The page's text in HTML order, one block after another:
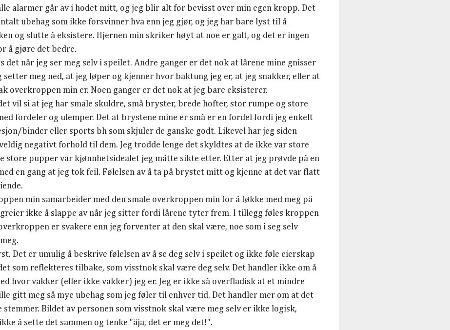
alarmer går av i hodet mitt, og jeg blir alt for bevisst over min egen kropp. Det
ubehag som ikke forsvinner hva enn jeg gjør, og jeg har bare lyst til å
og slutte å eksistere. Hjernen min skriker høyt at noe er galt, og det er ingen
å gjøre det bedre.
det når jeg ser meg selv i speilet. Andre ganger er det nok at lårene mine gnisser
setter meg ned, at jeg løper og kjenner hvor baktung jeg er, at jeg snakker, eller at
overkroppen min er. Noen ganger er det nok at jeg bare eksisterer.
vil si at jeg har smale skuldre, små bryster, brede hofter, stor rumpe og store
fordeler og ulemper. Det at brystene mine er små er en fordel fordi jeg enkelt
binder eller sports bh som skjuler de ganske godt. Likevel har jeg siden
negativt forhold til dem. Jeg trodde lenge det skyldtes at de ikke var store
store pupper var kjønnhetsidealet jeg måtte sikte etter. Etter at jeg prøvde på en
en gang at jeg tok feil. Følelsen av å ta på brystet mitt og kjenne at det var flatt
min samarbeider med den smale overkroppen min for å føkke med meg på
greier ikke å slappe av når jeg sitter fordi lårene tyter frem. I tillegg føles kroppen
er svakere enn jeg forventer at den skal være, noe som i seg selv
Det er umulig å beskrive følelsen av å se deg selv i speilet og ikke føle eierskap
som reflekteres tilbake, som visstnok skal være deg selv. Det handler ikke om å
hvor vakker (eller ikke vakker) jeg er. Jeg er ikke så overfladisk at et mindre
gitt meg så mye ubehag som jeg føler til enhver tid. Det handler mer om at det
stemmer. Bildet av personen som visstnok skal være meg selv er ikke logisk,
å sette det sammen og tenke "åja, det er meg det!".